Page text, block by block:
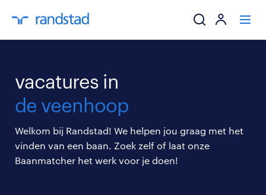
mijn carrière
over randstad
vacatures in
de veenhoop
Welkom bij Randstad! We helpen jou graag met het
vinden van een baan. Zoek zelf of laat onze
Baanmatcher het werk voor je doen!